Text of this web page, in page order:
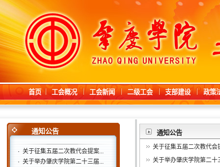
首页 工会概况 工会新闻 二级工会 支部建设 政策
通知公告
· 关于征集五届二次教代会提案...
· 关于举办肇庆学院第二十三届...
通知公告
关于征集五届二次教代会
关于举办肇庆学院第二